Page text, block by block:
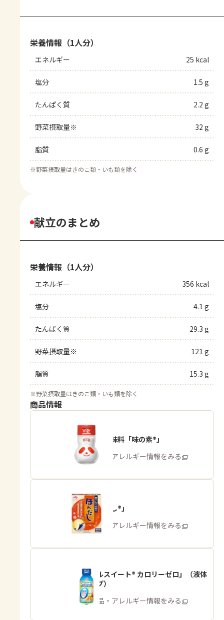
栄養情報（1人分）
エネルギー 25 kcal
塩分 1.5 g
たんぱく質 2.2 g
野菜摂取量※ 32 g
脂質 0.6 g
※野菜摂取量はきのこ類・いも類を除く
献立のまとめ
栄養情報（1人分）
エネルギー 356 kcal
塩分 4.1 g
たんぱく質 29.3 g
野菜摂取量※ 121 g
脂質 15.3 g
※野菜摂取量はきのこ類・いも類を除く
商品情報
うま味調味料「味の素®」
商品・アレルギー情報をみる
「ほんだし®」
商品・アレルギー情報をみる
「パルスイート® カロリーゼロ」（液体
タイプ）
商品・アレルギー情報をみる